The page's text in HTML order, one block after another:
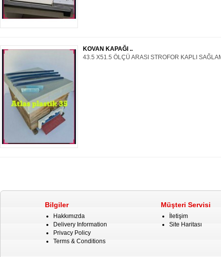
KOVAN KAPAĞI ..
43.5 X51.5 ÖLÇÜ ARASI STROFOR KAPLI
Bilgiler
Hakkımızda
Delivery Information
Privacy Policy
Terms & Conditions
Müşteri Servisi
İletişim
Site Haritası